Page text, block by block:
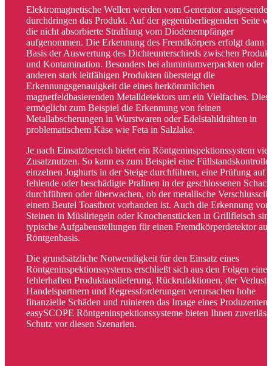
Elektromagnetische Wellen werden vom Generator
durchdringen das Produkt. Auf der gegenüberliegenden Seite
die nicht absorbierte Strahlung vom Diodenempfänger
aufgenommen. Die Erkennung des Fremdkörpers erfolgt dann
Basis der Auswertung des Dichteunterschieds zwischen Produkt
und Kontamination. Besonders bei aluminiumverpackten oder
anderen stark leitfähigen Produkten übersteigt die
Erkennungsgenauigkeit die eines herkömmlichen
magnetfeldbasierenden Metalldetektors um ein Vielfaches. Dies
ermöglicht zum Beispiel die Erkennung von feinen
Metallabscherungen in Wurstwaren oder Edelstahldrähten in
problematischem Käse wie Feta in Salzlake.
Je nach Einsatzbereich bietet ein Röntgeninspektionssystem
Zusatznutzen. So kann es zum Beispiel eine Füllstandskontrolle
einzelnen Joghurts in der Steige durchführen, eine Prüfung auf
fehlende oder beschädigte Pralinen in der geschlossenen
durchführen oder überwachen, ob der metallische
einem Beutel Toastbrot vorhanden ist. Auch die Erkennung von
Steinen in Müsliriegeln oder Knochenstücken in Grillfleisch
typische Aufgabenstellungen für einen Fremdkörperdetektor auf
Röntgenbasis.
Die grundsätzliche Notwendigkeit für den Einsatz eines
Röntgeninspektionssystems erschließt sich aus den Folgen einer
fehlerhaften Produktauslieferung. Rückrufaktionen, der Verlust
Handelspartnern und Regressforderungen verursachen hohe
finanzielle Schäden und ruinieren das Image eines
easySCOPE Röntgeninspektionssysteme bieten Ihnen
Schutz vor diesen Szenarien.